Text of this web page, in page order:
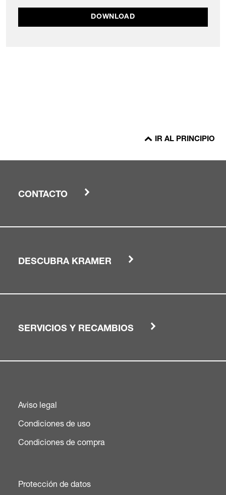
DOWNLOAD
IR AL PRINCIPIO
CONTACTO
DESCUBRA KRAMER
SERVICIOS Y RECAMBIOS
Aviso legal
Condiciones de uso
Condiciones de compra
Protección de datos